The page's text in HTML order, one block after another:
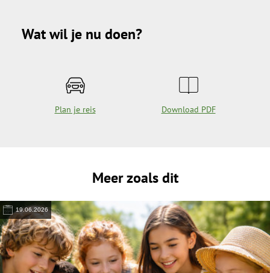
Wat wil je nu doen?
Plan je reis Download PDF
Meer zoals dit
19.06.2026